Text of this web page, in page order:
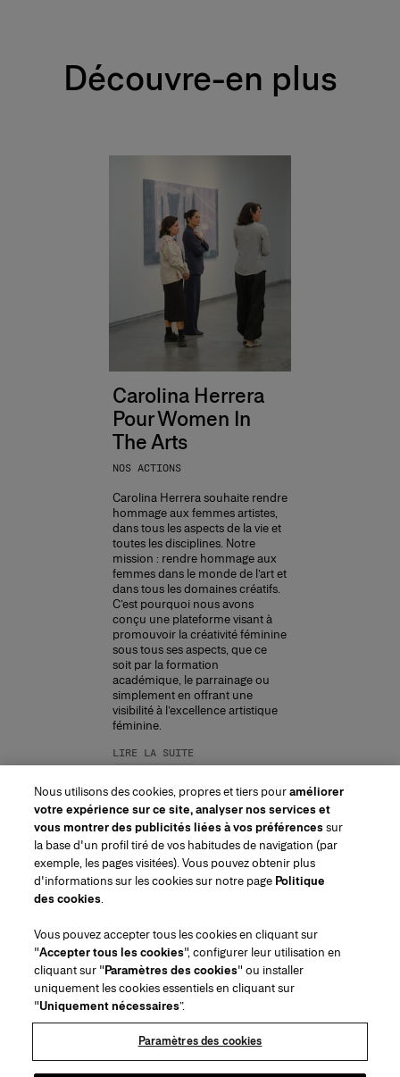
Découvre-en plus
Carolina Herrera
Pour Women In
The Arts
NOS ACTIONS
Carolina Herrera souhaite rendre
hommage aux femmes artistes,
dans tous les aspects de la vie et
toutes les disciplines. Notre
mission : rendre hommage aux
femmes dans le monde de l’art et
dans tous les domaines créatifs.
C’est pourquoi nous avons
conçu une plateforme visant à
promouvoir la créativité féminine
sous tous ses aspects, que ce
soit par la formation
académique, le parrainage ou
simplement en offrant une
visibilité à l’excellence artistique
féminine.
LIRE LA SUITE
Service à la clientèle
Trouver une boutique
Contactez-nous
Livraisons et Retours Beauté
Retourner ma commande
FAQs
Service d'emballage cadeau
À propos de nous
House of Herrera
Emplois
(s'ouvre dans un nouvel onglet)
chcarolinaherrera.com
(s'ouvre dans un nouvel onglet)
Mentions légales et cookies
Conditions générales Conditions Générales de Vente Beauté
Nous utilisons des cookies, propres et tiers pouraméliorer
votre expérience sur ce site, analyser nos services et
vous montrer des publicités liées à vos préférencessur
la base d'un profil tiré de vos habitudes de navigation (par
exemple, les pages visitées). Vous pouvez obtenir plus
d'informations sur les cookies sur notre page Politique
des cookies.
Vous pouvez accepter tous les cookies en cliquant sur
"Accepter tous les cookies", configurer leur utilisation en
cliquant sur "Paramètres des cookies" ou installer
uniquement les cookies essentiels en cliquant sur
"Uniquement nécessaires”.
Paramètres des cookies